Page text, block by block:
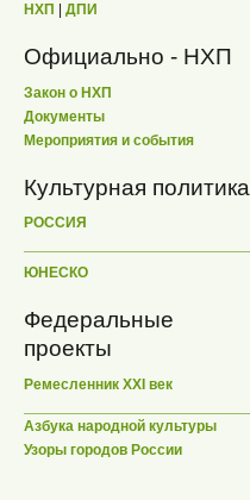
НХП ДПИ
Официально - НХП
Закон о НХП
Документы
Мероприятия и события
Культурная политика
РОССИЯ
ЮНЕСКО
Федеральные
проекты
Ремесленник XXI век
Азбука народной культуры
Узоры городов России